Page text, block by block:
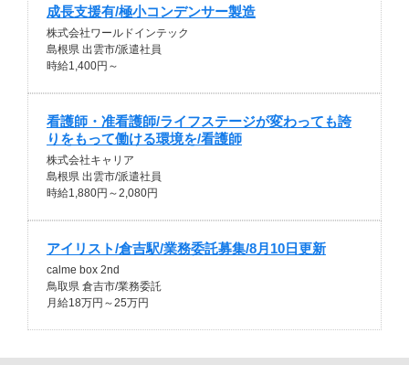
成長支援有/極小コンデンサー製造
株式会社ワールドインテック
島根県 出雲市/派遣社員
時給1,400円～
看護師・准看護師/ライフステージが変わっても誇
りをもって働ける環境を/看護師
株式会社キャリア
島根県 出雲市/派遣社員
時給1,880円～2,080円
アイリスト/倉吉駅/業務委託募集/8月10日更新
calme box 2nd
鳥取県 倉吉市/業務委託
月給18万円～25万円